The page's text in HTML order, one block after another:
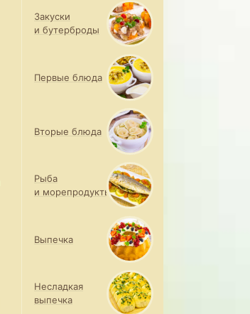
Закуски
и бутерброды
Первые блюда
Вторые блюда
Рыба
и морепродукты
Выпечка
Несладкая
выпечка